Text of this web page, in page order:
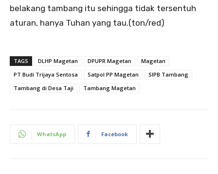
belakang tambang itu sehingga tidak tersentuh
aturan, hanya Tuhan yang tau.(ton/red)
TAGS DLHP Magetan DPUPR Magetan
Magetan
PT Budi Trijaya Sentosa
Satpol PP Magetan
SIPB Tambang
Tambang di Desa Taji
Tambang Magetan
WhatsApp Facebook